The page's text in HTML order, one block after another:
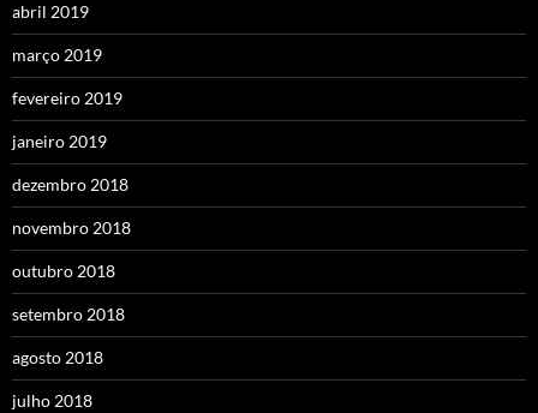
abril 2019
março 2019
fevereiro 2019
janeiro 2019
dezembro 2018
novembro 2018
outubro 2018
setembro 2018
agosto 2018
julho 2018